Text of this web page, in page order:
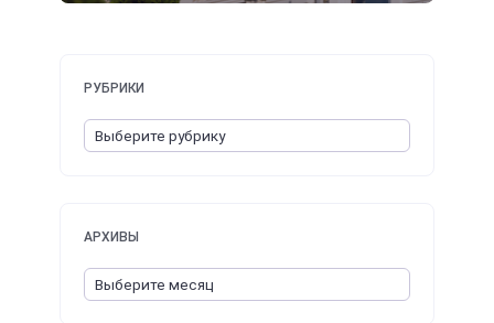
РУБРИКИ
АРХИВЫ